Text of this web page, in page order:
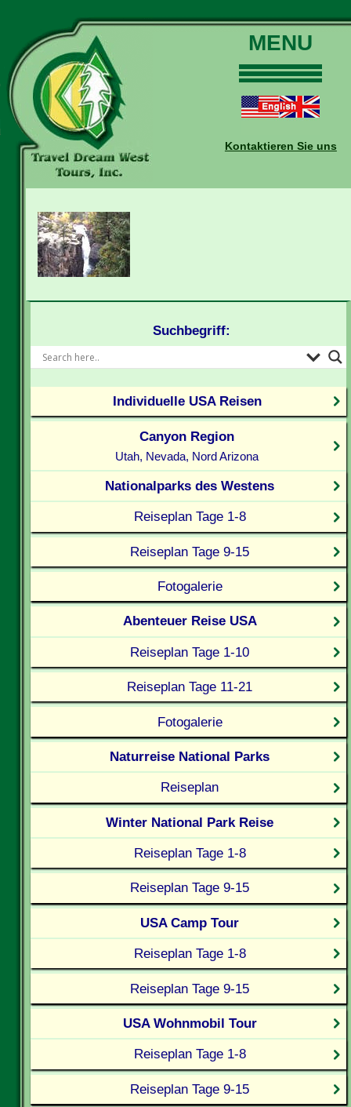
MENU
Touren
Daten und Preise
Buchungen
Kontaktieren Sie uns
Suchbegriff:
Individuelle USA Reisen
Canyon Region
Utah, Nevada, Nord Arizona
Nationalparks des Westens
Reiseplan Tage 1-8
Reiseplan Tage 9-15
Fotogalerie
Abenteuer Reise USA
Reiseplan Tage 1-10
Reiseplan Tage 11-21
Fotogalerie
Naturreise National Parks
Reiseplan
Winter National Park Reise
Reiseplan Tage 1-8
Reiseplan Tage 9-15
USA Camp Tour
Reiseplan Tage 1-8
Reiseplan Tage 9-15
USA Wohnmobil Tour
Reiseplan Tage 1-8
Reiseplan Tage 9-15